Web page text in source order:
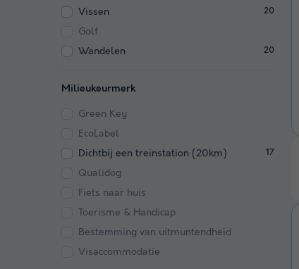
Vissen 20
Golf
Wandelen
20
Milieukeurmerk
Green Key
EcoLabel
Dichtbij een treinstation (20km)
17
Qualidog
Fiets naar huis
Toerisme & Handicap
Bestemming van uitmuntendheid
Visaccommodatie